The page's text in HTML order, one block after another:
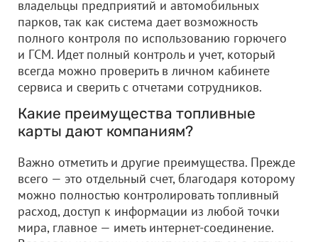
владельцы предприятий и автомобильных
парков, так как система дает возможность
полного контроля по использованию горючего
и ГСМ. Идет полный контроль и учет, который
всегда можно проверить в личном кабинете
сервиса и сверить с отчетами сотрудников.
Какие преимущества топливные
карты дают компаниям?
Важно отметить и другие преимущества. Прежде
всего — это отдельный счет, благодаря которому
можно полностью контролировать топливный
расход, доступ к информации из любой точки
мира, главное — иметь интернет-соединение.